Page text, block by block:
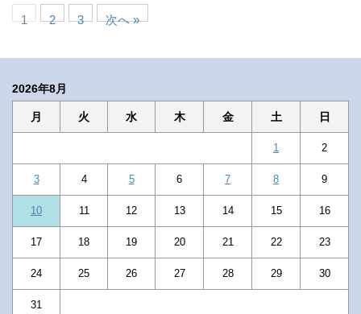
1 2 3 次へ »
2026年8月
月 火 水 木 金 土 日
1 2
3 4 5 6 7 8 9
10 11 12 13 14 15 16
17 18 19 20 21 22 23
24 25 26 27 28 29 30
31